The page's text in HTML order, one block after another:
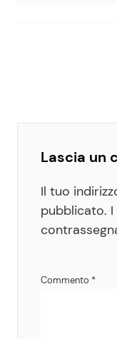
Lascia un
Il tuo
pubblicato.
Commento *